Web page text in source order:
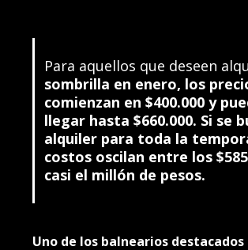
Para aquellos que deseen
sombrilla en enero, los
comienzan en $400.000 y
llegar hasta $660.000. Si se
alquiler para toda la
costos oscilan entre los
casi el millón de pesos.
Uno de los balnearios destacados